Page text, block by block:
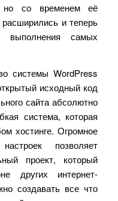
но со временем её
и теперь
выполнения самых
системыWordPress
исходный код
сайта абсолютно
система, которая
хостинге. Огромное
позволяет
проект, который
других интернет-
создавать все что